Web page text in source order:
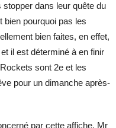
stopper dans leur quête du
bien pourquoi pas les
bien faites, en effet,
il est déterminé à en finir
sont 2e et les
pour un dimanche après-
par cette affiche, Mr